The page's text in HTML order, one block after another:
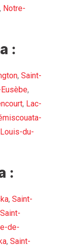
, Notre-
:
, Saint-
,
, Lac-
du-
:
, Saint-
Saint-
de-
, Saint-